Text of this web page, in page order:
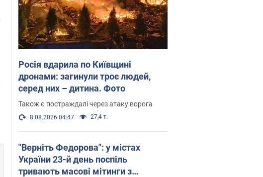
Росія вдарила по Київщині
дронами: загинули троє людей,
серед них – дитина. Фото
Також є постраждалі через атаку ворога
8.08.2026 04:47 27,4 т.
"Верніть Федорова": у містах
України 23-й день поспіль
тривають масові мітинги з